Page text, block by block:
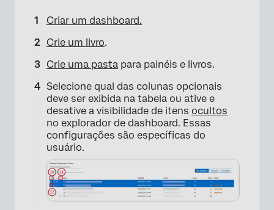
×
Criar um dashboard.
Crie um livro.
Crie uma pasta para painéis e livros.
Selecione qual das colunas opcionais
deve ser exibida na tabela ou ative e
desative a visibilidade de itens ocultos
no explorador de dashboard. Essas
configurações são específicas do
usuário.